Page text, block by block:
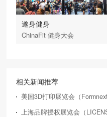
遂身健身
ChinaFit 健身大会
相关新闻推荐
美国3D打印展览会（Formnext
上海品牌授权展览会（